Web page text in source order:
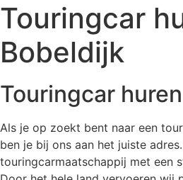
Touringcar
Bobeldijk
Touringcar
Als je op zoekt bent naar een
ben je bij ons aan het juiste
touringcarmaatschappij met een